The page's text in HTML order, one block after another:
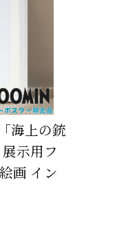
海上の銃
示用フ
画 イン